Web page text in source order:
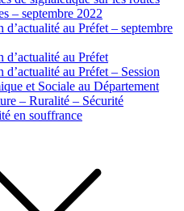
– septembre 2022
d’actualité au Préfet – septembre
d’actualité au Préfet
d’actualité au Préfet – Session
et Sociale au Département
– Ruralité – Sécurité
en souffrance